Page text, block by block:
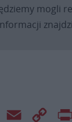
mogli
WhatsApp
Email
Copy